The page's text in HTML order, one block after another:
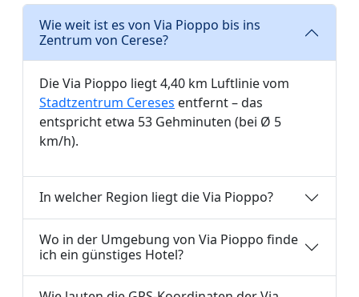
Wie weit ist es von Via Pioppo bis ins
Zentrum von Cerese?
Die Via Pioppo liegt 4,40 km Luftlinie vom
Stadtzentrum Cereses entfernt – das
entspricht etwa 53 Gehminuten (bei Ø 5
km/h).
In welcher Region liegt die Via Pioppo?
Wo in der Umgebung von Via Pioppo finde
ich ein günstiges Hotel?